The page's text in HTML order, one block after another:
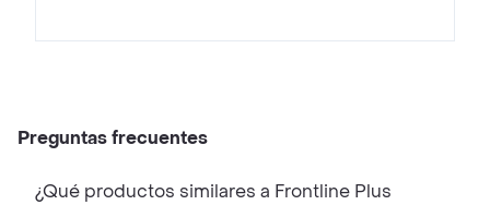
Preguntas frecuentes
¿Qué productos similares a Frontline Plus